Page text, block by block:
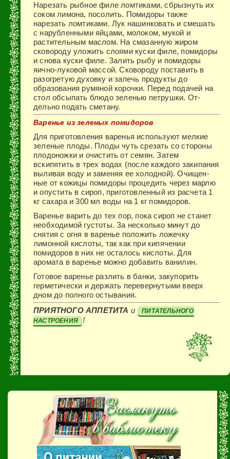
Нарезать рыбное филе ломтиками, сбрызнуть их
соком лимона, посолить. Помидоры также
нарезать ломтиками. Лук нашинковать и смешать
с нарубленными яйцами, мо­локом, мукой и
растительным маслом. На смазанную жи­ром
сковороду уложить слоями куски филе, помидоры
и снова куски филе. Залить рыбу и помидоры
яично-луко­вой массой. Сковороду поставить в
разогретую духовку и запечь продукты до
образования румяной корочки. Перед подачей на
стол обсыпать блюдо зеленью петрушки. От­
дельно подать сметану.
Варенье из зеленых помидоров
Для приготовления варенья ис­пользуют мелкие
зеленые плоды. Плоды чуть срезать со стороны
пло­доножки и очистить от семян. Затем
вскипятить в трех водах (после ка­ждого закипания
выливая воду и заменяя ее холодной). Очищен­
ные от кожицы помидоры проце­дить через марлю
и опустить в си­роп, приготовленный из расчета 1
кг сахара и 300 мл воды на 1 кг помидоров.
Варенье варить до тех пор, пока сироп не станет
необходимой густо­ты. За несколько минут до
снятия с огня в варенье положить ложечку
лимонной кислоты, так как при ки­пячении
помидоров в них не оста­лось кислоты. Для
аромата в варе­нье можно добавить ванилин.
Готовое варенье разлить в банки, закупорить
герметически и держать перевернутыми вверх
дном до пол­ного остывания.
ПРИЯТНОГО АППЕТИТА и
ПИТАТЕЛЬНОГО
НАСТРОЕНИЯ
!